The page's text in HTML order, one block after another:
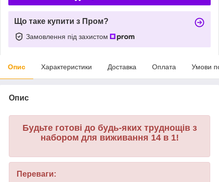
Що таке купити з Пром?
Замовлення під захистом
Опис Характеристики Доставка Оплата Умови
Опис
Будьте готові до будь-яких труднощів з
набором для виживання 14 в 1!
Переваги: